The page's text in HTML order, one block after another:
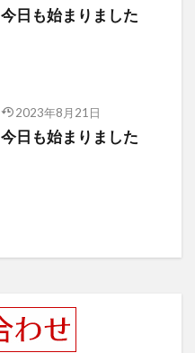
今日も始まりました
2023年8月21日
今日も始まりました